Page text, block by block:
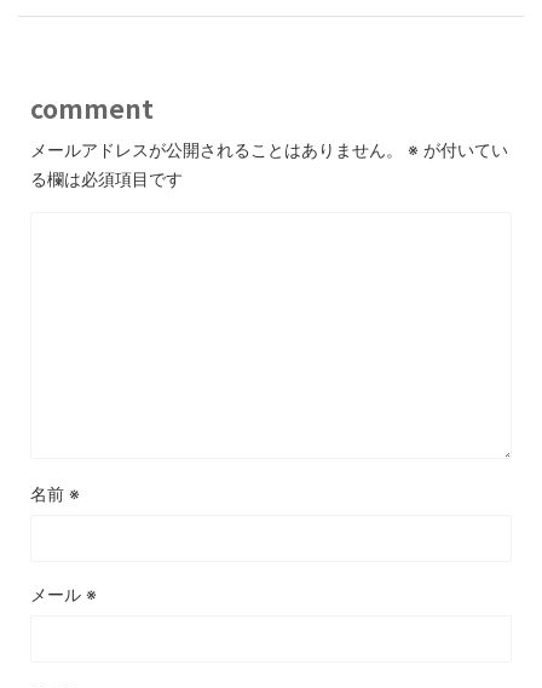
k
comment
メールアドレスが公開されることはありません。 ※ が付いてい
る欄は必須項目です
名前 ※
メール ※